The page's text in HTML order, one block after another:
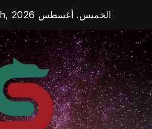
content
الخميس. أغسطس 6th, 2026